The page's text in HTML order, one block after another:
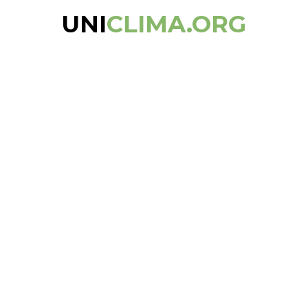
UNICLIMA.ORG